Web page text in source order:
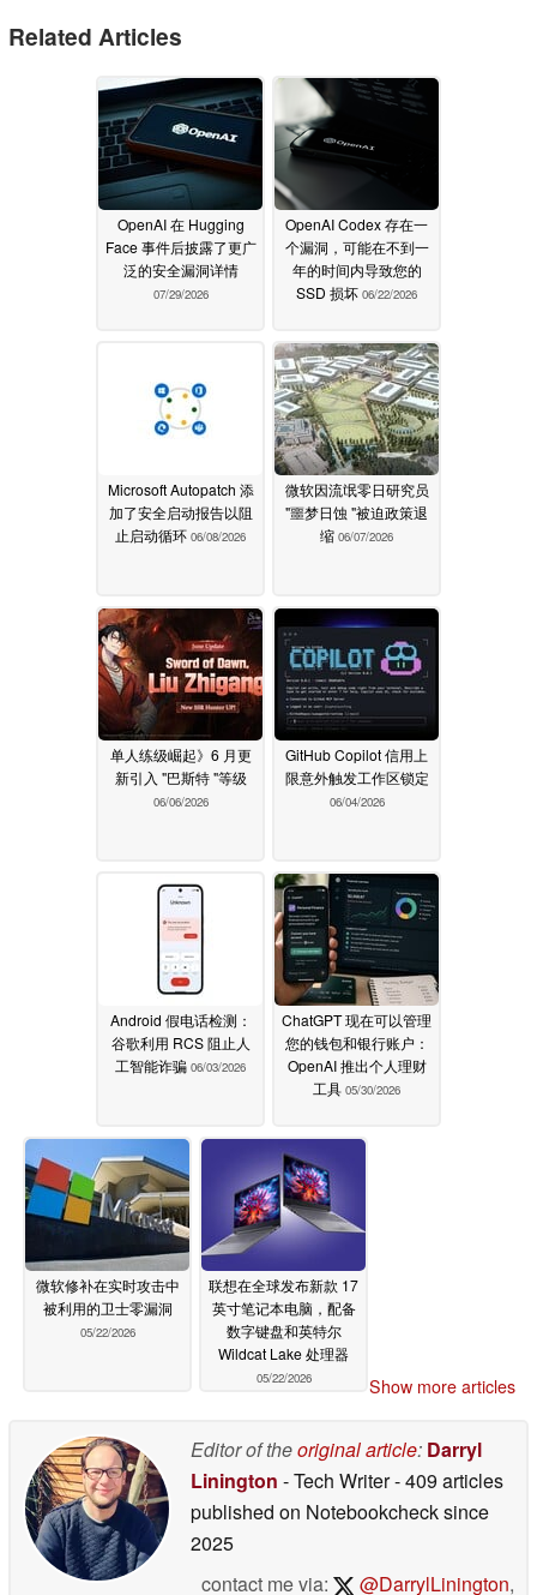
Related Articles
OpenAI 在 Hugging
Face 事件后披露了更广
泛的安全漏洞详情
07/29/2026
OpenAI Codex 存在一
个漏洞，可能在不到一
年的时间内导致您的
SSD 损坏 06/22/2026
Microsoft Autopatch 添
加了安全启动报告以阻
止启动循环 06/08/2026
微软因流氓零日研究员
"噩梦日蚀 "被迫政策退
缩 06/07/2026
单人练级崛起》6 月更
新引入 "巴斯特 "等级
06/06/2026
GitHub Copilot 信用上
限意外触发工作区锁定
06/04/2026
Android 假电话检测：
谷歌利用 RCS 阻止人
工智能诈骗 06/03/2026
ChatGPT 现在可以管理
您的钱包和银行账户：
OpenAI 推出个人理财
工具 05/30/2026
微软修补在实时攻击中
被利用的卫士零漏洞
05/22/2026
联想在全球发布新款 17
英寸笔记本电脑，配备
数字键盘和英特尔
Wildcat Lake 处理器
05/22/2026 Show more articles
Editor of theoriginal article: Darryl
Linington - Tech Writer- 409 articles
published on Notebookchecksince
2025
contact me via:
@DarrylLinington,